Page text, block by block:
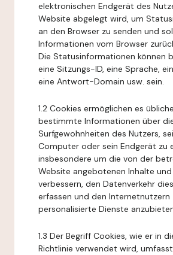
elektronischen Endgerät des
Website abgelegt wird, um
an den Browser zu senden und
Informationen vom Browser
Die Statusinformationen können
eine Sitzungs-ID, eine Sprache,
eine Antwort-Domain usw. sein.
1.2 Cookies ermöglichen es
bestimmte Informationen über
Surfgewohnheiten des Nutzers,
Computer oder sein Endgerät zu
insbesondere um die von der
Website angebotenen Inhalte
verbessern, den Datenverkehr
erfassen und den Internetnutzern
personalisierte Dienste
1.3 Der Begriff Cookies, wie er in
Richtlinie verwendet wird,